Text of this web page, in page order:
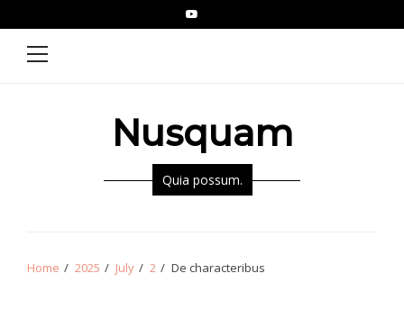
YouTube
Primary
Nusquam
Quia possum.
Home 2025 July 2 De characteribus